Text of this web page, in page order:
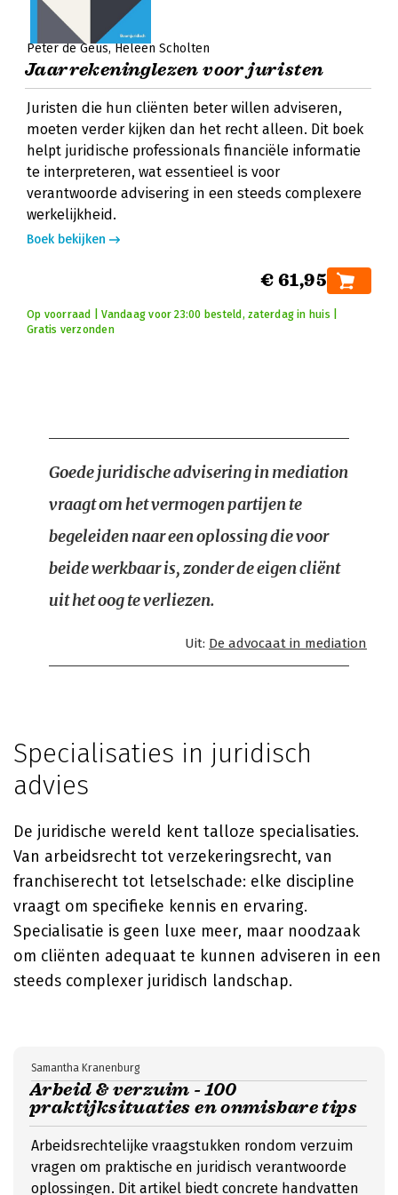
Peter de Geus Heleen Scholten
Jaarrekeninglezen voor juristen
Juristen die hun cliënten beter willen adviseren,
moeten verder kijken dan het recht alleen. Dit boek
helpt juridische professionals financiële informatie
te interpreteren, wat essentieel is voor
verantwoorde advisering in een steeds complexere
werkelijkheid.
Boek bekijken
€ 61,95
Op voorraad | Vandaag voor 23:00 besteld, zaterdag in huis |
Gratis verzonden
Goede juridische advisering in mediation
vraagt om het vermogen partijen te
begeleiden naar een oplossing die voor
beide werkbaar is, zonder de eigen cliënt
uit het oog te verliezen.
Uit: De advocaat in mediation
Specialisaties in juridisch
advies
De juridische wereld kent talloze specialisaties.
Van arbeidsrecht tot verzekeringsrecht, van
franchiserecht tot letselschade: elke discipline
vraagt om specifieke kennis en ervaring.
Specialisatie is geen luxe meer, maar noodzaak
om cliënten adequaat te kunnen adviseren in een
steeds complexer juridisch landschap.
Arbeid & verzuim - 100
praktijksituaties en onmisbare tips
Samantha Kranenburg
Arbeidsrechtelijke vraagstukken rondom verzuim
vragen om praktische en juridisch verantwoorde
oplossingen. Dit artikel biedt concrete handvatten